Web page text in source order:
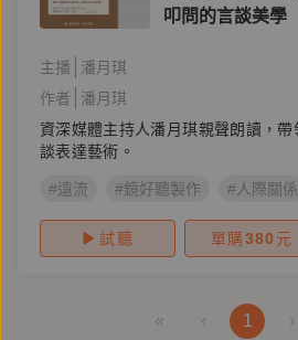
叩問的言談美學
主播
潘月琪
作者
潘月琪
資深媒體主持人潘月琪親聲朗讀，
談表達藝術。
#遠流 #鏡好聽製作 #人際關係
試聽 單購380 元
« ‹ 1 ›